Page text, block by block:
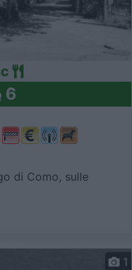
6
di Como, sulle
1